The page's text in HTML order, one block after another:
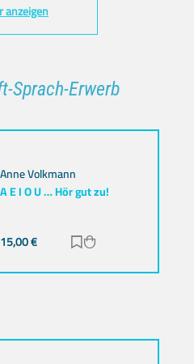
anzeigen
Sprach-Erwerb
Anne Volkmann
A E I O U … Hör gut zu!
15,00€ Zur Merkliste